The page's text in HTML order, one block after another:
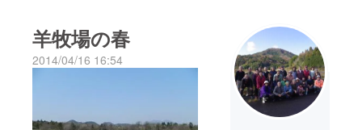
羊牧場の春
2014/04/16 16:54